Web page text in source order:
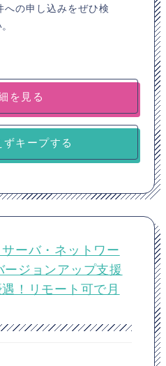
への申し込みをぜひ検
を見る
ずキープする
ーバ・ネットワー
ジョンアップ支援
！リモート可で月